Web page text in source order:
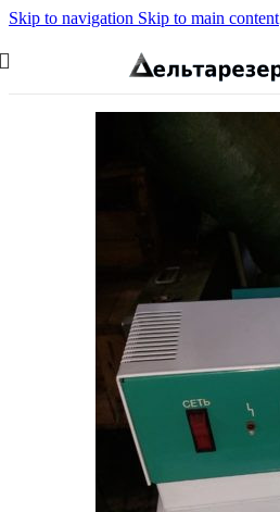
Skip to navigation Skip to main content